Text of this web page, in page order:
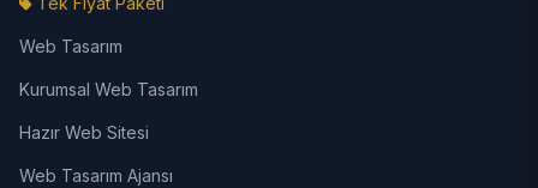
Web Tasarım
Kurumsal Web Tasarım
Hazır Web Sitesi
Web Tasarım Ajansı